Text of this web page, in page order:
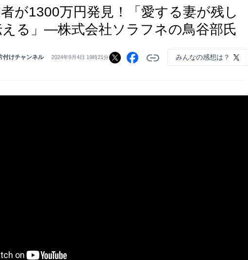
が1300万円発見！「愛する妻が残し
る」―株式会社ソラフネの鳥谷部氏
付けチャンネル 2024年9月4日 19時21分 みんなの感想は？